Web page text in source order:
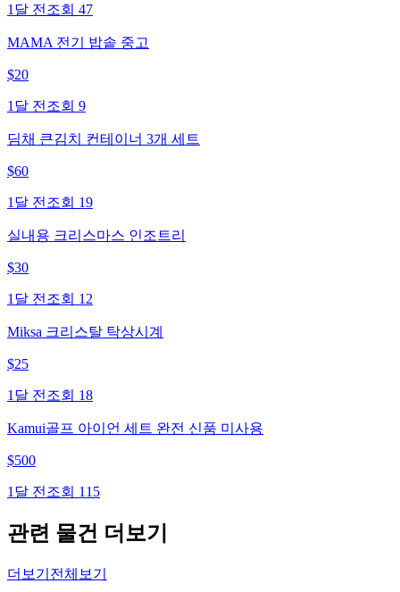
1달 전 조회 47
MAMA 전기 밥솥 중고
$20
1달 전 조회 9
딤채 큰김치 컨테이너 3개 세트
$60
1달 전 조회 19
실내용 크리스마스 인조트리
$30
1달 전 조회 12
Miksa 크리스탈 탁상시계
$25
1달 전 조회 18
Kamui골프 아이언 세트 완전 신품 미사용
$500
1달 전 조회 115
관련 물건 더보기
더보기 전체보기